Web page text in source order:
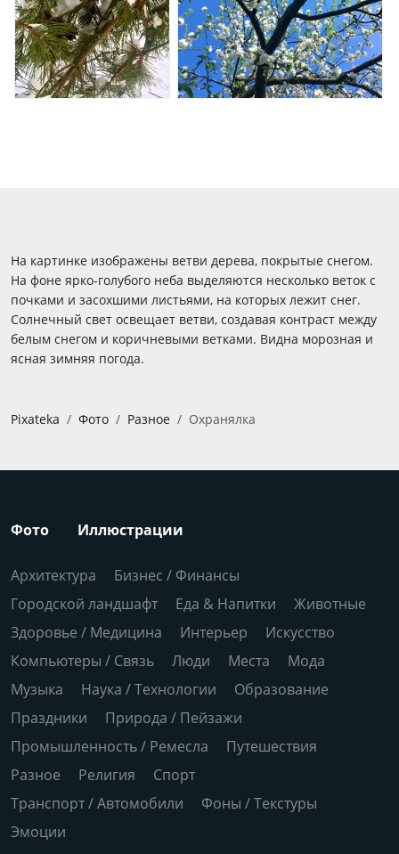
На картинке изображены ветви дерева, покрытые снегом.
На фоне ярко-голубого неба выделяются несколько веток с
почками и засохшими листьями, на которых лежит снег.
Солнечный свет освещает ветви, создавая контраст между
белым снегом и коричневыми ветками. Видна морозная и
ясная зимняя погода.
Pixateka Фото Разное Охранялка
Фото Иллюстрации
Архитектура
Бизнес / Финансы
Городской ландшафт
Еда & Напитки
Животные
Здоровье / Медицина
Интерьер
Искусство
Компьютеры / Связь
Люди Места
Мода
Музыка
Наука / Технологии
Образование
Праздники
Природа / Пейзажи
Промышленность / Ремесла
Путешествия
Разное
Религия
Спорт
Транспорт / Автомобили
Фоны / Текстуры
Эмоции